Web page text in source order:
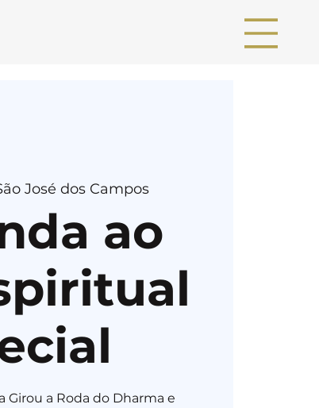
José dos Campos
ao
Girou a Roda do Dharma e